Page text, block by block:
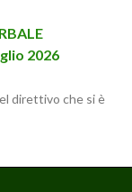
2026
direttivo che si è